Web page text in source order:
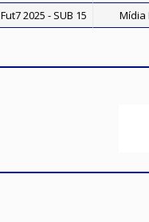
2025 - SUB 15 Mídia